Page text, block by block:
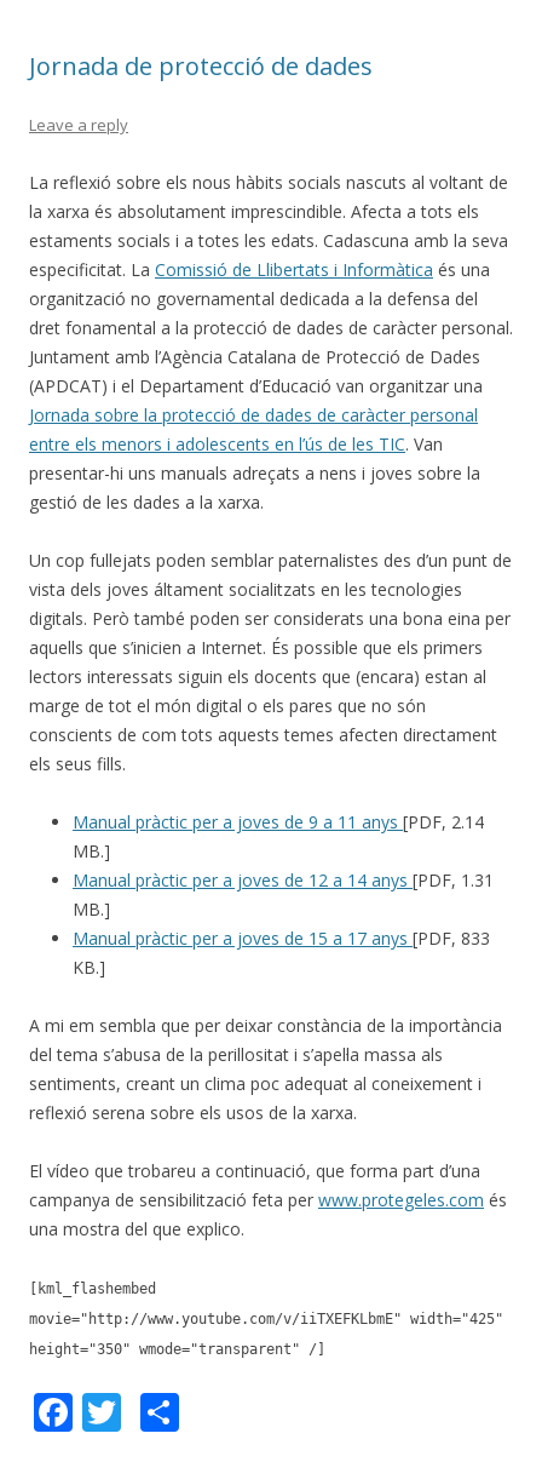
k ix
Jornada de protecció de dades
Leave a reply
La reflexió sobre els nous hàbits socials nascuts al voltant de
la xarxa és absolutament imprescindible. Afecta a tots els
estaments socials i a totes les edats. Cadascuna amb la seva
especificitat. La Comissió de Llibertats i Informàtica és una
organització no governamental dedicada a la defensa del
dret fonamental a la protecció de dades de caràcter personal.
Juntament amb l’Agència Catalana de Protecció de Dades
(APDCAT) i el Departament d’Educació van organitzar una
Jornada sobre la protecció de dades de caràcter personal
entre els menors i adolescents en l’ús de les TIC. Van
presentar-hi uns manuals adreçats a nens i joves sobre la
gestió de les dades a la xarxa.
Un cop fullejats poden semblar paternalistes des d’un punt de
vista dels joves áltament socialitzats en les tecnologies
digitals. Però també poden ser considerats una bona eina per
aquells que s’inicien a Internet. És possible que els primers
lectors interessats siguin els docents que (encara) estan al
marge de tot el món digital o els pares que no són
conscients de com tots aquests temes afecten directament
els seus fills.
Manual pràctic per a joves de 9 a 11 anys [PDF, 2.14
MB.]
Manual pràctic per a joves de 12 a 14 anys [PDF, 1.31
MB.]
Manual pràctic per a joves de 15 a 17 anys [PDF, 833
KB.]
A mi em sembla que per deixar constància de la importància
del tema s’abusa de la perillositat i s’apel·la massa als
sentiments, creant un clima poc adequat al coneixement i
reflexió serena sobre els usos de la xarxa.
El vídeo que trobareu a continuació, que forma part d’una
campanya de sensibilització feta per www.protegeles.com és
una mostra del que explico.
[kml_flashembed
movie="http://www.youtube.com/v/iiTXEFKLbmE" width="425"
height="350" wmode="transparent" /]
F T